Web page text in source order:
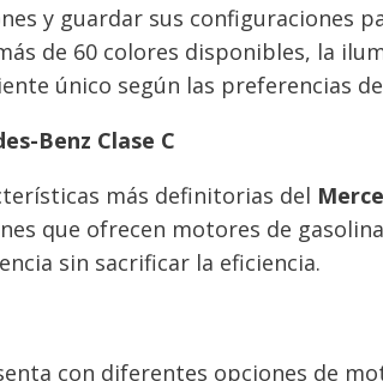
y guardar sus configuraciones
de 60 colores disponibles, la
único según las preferencias
Benz Clase C
más definitorias del
que ofrecen motores de
sin sacrificar la eficiencia.
con diferentes opciones de